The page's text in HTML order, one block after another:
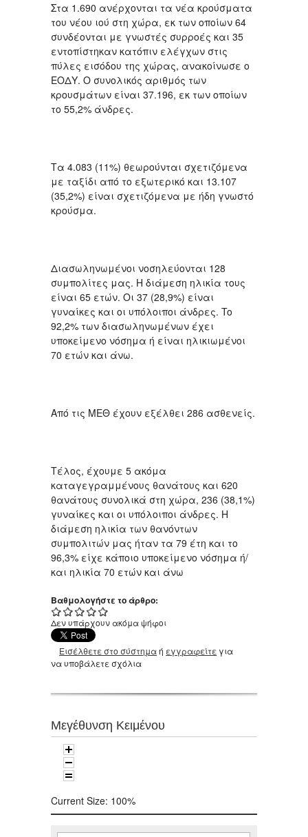
Στα 1.690 ανέρχονται τα νέα κρούσματα
του νέου ιού στη χώρα, εκ των οποίων 64
συνδέονται με γνωστές συρροές και 35
εντοπίστηκαν κατόπιν ελέγχων στις
πύλες εισόδου της χώρας, ανακοίνωσε ο
ΕΟΔΥ. Ο συνολικός αριθμός των
κρουσμάτων είναι 37.196, εκ των οποίων
το 55,2% άνδρες.
Τα 4.083 (11%) θεωρούνται σχετιζόμενα
με ταξίδι από το εξωτερικό και 13.107
(35,2%) είναι σχετιζόμενα με ήδη γνωστό
κρούσμα.
Διασωληνωμένοι νοσηλεύονται 128
συμπολίτες μας. Η διάμεση ηλικία τους
είναι 65 ετών. Οι 37 (28,9%) είναι
γυναίκες και οι υπόλοιποι άνδρες. To
92,2% των διασωληνωμένων έχει
υποκείμενο νόσημα ή είναι ηλικιωμένοι
70 ετών και άνω.
Από τις ΜΕΘ έχουν εξέλθει 286 ασθενείς.
Τέλος, έχουμε 5 ακόμα
καταγεγραμμένους θανάτους και 620
θανάτους συνολικά στη χώρα, 236 (38,1%)
γυναίκες και οι υπόλοιποι άνδρες. Η
διάμεση ηλικία των θανόντων
συμπολιτών μας ήταν τα 79 έτη και το
96,3% είχε κάποιο υποκείμενο νόσημα ή/
και ηλικία 70 ετών και άνω
Βαθμολογήστε το άρθρο:
Δεν υπάρχουν ακόμα ψήφοι
Εισέλθετε στο σύστημαή εγγραφείτε για
να υποβάλετε σχόλια
Μεγέθυνση Κειμένου
Current Size: 100%
Αναζήτηση